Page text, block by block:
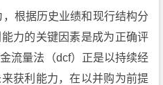
根据历史业绩和现行结构分
力的关键因素是成为正确评
流量法（dcf）正是以持续经
获利能力，在以并购为前提